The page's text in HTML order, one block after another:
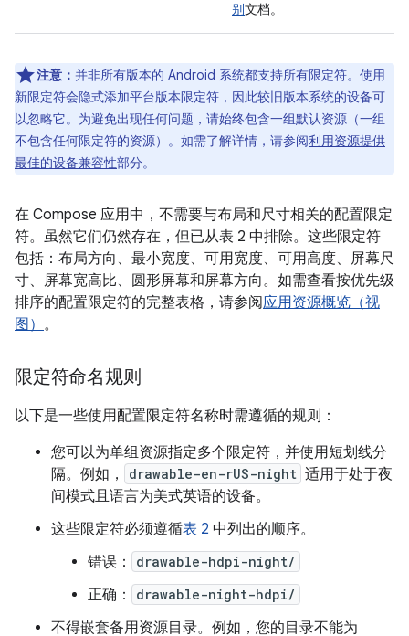
别文档。
注意： 并非所有版本的 Android 系统都支持所有限定符。使用
新限定符会隐式添加平台版本限定符，因此较旧版本系统的设备可
以忽略它。为避免出现任何问题，请始终包含一组默认资源（一组
不包含任何限定符的资源）。 如需了解详情，请参阅利用资源提供
最佳的设备兼容性部分。
在 Compose 应用中，不需要与布局和尺寸相关的配置限定
符。虽然它们仍然存在，但已从表 2 中排除。这些限定符
包括：布局方向、最小宽度、可用宽度、可用高度、屏幕尺
寸、屏幕宽高比、圆形屏幕和屏幕方向。如需查看按优先级
排序的配置限定符的完整表格，请参阅应用资源概览（视
图） 。
限定符命名规则
以下是一些使用配置限定符名称时需遵循的规则：
您可以为单组资源指定多个限定符，并使用短划线分
隔。例如，
drawable-en-rUS-night 适用于处于夜
间模式且语言为美式英语的设备。
这些限定符必须遵循表 2 中列出的顺序。
错误：
drawable-hdpi-night/
正确： drawable-night-hdpi/
不得嵌套备用资源目录。例如，您的目录不能为